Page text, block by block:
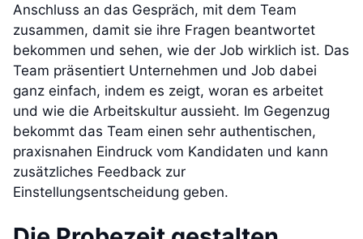
Anschluss an das Gespräch, mit dem Team
zusammen, damit sie ihre Fragen beantwortet
bekommen und sehen, wie der Job wirklich ist. Das
Team präsentiert Unternehmen und Job dabei
ganz einfach, indem es zeigt, woran es arbeitet
und wie die Arbeitskultur aussieht. Im Gegenzug
bekommt das Team einen sehr authentischen,
praxisnahen Eindruck vom Kandidaten und kann
zusätzliches Feedback zur
Einstellungsentscheidung geben.